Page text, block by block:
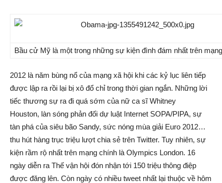
Bầu cử Mỹ là một trong những sự kiện đình đám nhất trên
2012 là năm bùng nổ của mạng xã hội khi các kỷ lục liên tiếp
được lập ra rồi lại bị xô đổ chỉ trong thời gian ngắn. Những lời
tiếc thương sự ra đi quá sớm của nữ ca sĩ Whitney
Houston, làn sóng phản đối dự luật Internet SOPA/PIPA, sự
tàn phá của siêu bão Sandy, sức nóng mùa giải Euro 2012…
thu hút hàng trục triệu lượt chia sẻ trên Twitter. Tuy nhiên, sự
kiện rầm rộ nhất trên mạng chính là Olympics London. 16
ngày diễn ra Thế vận hội đón nhận tới 150 triệu thông điệp
được đăng lên. Còn ngày có nhiều tweet nhất lại thuộc về hôm